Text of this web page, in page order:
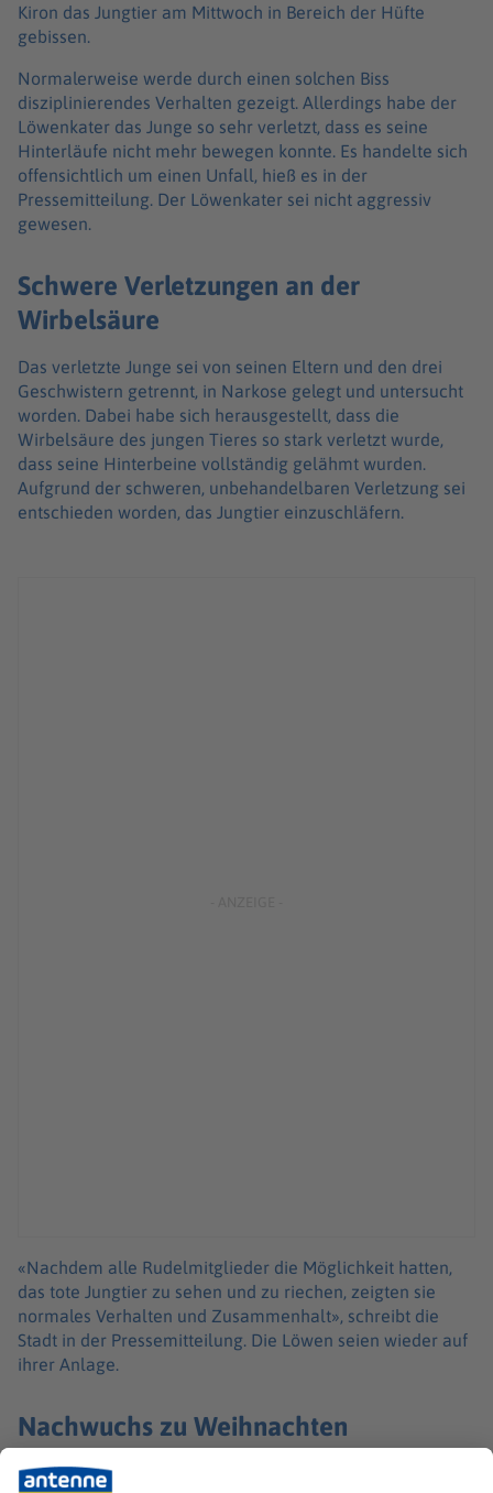
Kiron das Jungtier am Mittwoch in Bereich der Hüfte
gebissen.
Normalerweise werde durch einen solchen Biss
disziplinierendes Verhalten gezeigt. Allerdings habe der
Löwenkater das Junge so sehr verletzt, dass es seine
Hinterläufe nicht mehr bewegen konnte. Es handelte sich
offensichtlich um einen Unfall, hieß es in der
Pressemitteilung. Der Löwenkater sei nicht aggressiv
gewesen.
Schwere Verletzungen an der
Wirbelsäure
Das verletzte Junge sei von seinen Eltern und den drei
Geschwistern getrennt, in Narkose gelegt und untersucht
worden. Dabei habe sich herausgestellt, dass die
Wirbelsäure des jungen Tieres so stark verletzt wurde,
dass seine Hinterbeine vollständig gelähmt wurden.
Aufgrund der schweren, unbehandelbaren Verletzung sei
entschieden worden, das Jungtier einzuschläfern.
«Nachdem alle Rudelmitglieder die Möglichkeit hatten,
das tote Jungtier zu sehen und zu riechen, zeigten sie
normales Verhalten und Zusammenhalt», schreibt die
Stadt in der Pressemitteilung. Die Löwen seien wieder auf
ihrer Anlage.
Nachwuchs zu Weihnachten
Die jungen Asiatischen Löwen wurden am zweiten